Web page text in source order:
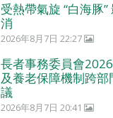
受熱帶氣旋 “白海豚
消
2026年8月7日 22:27
長者事務委員會
及養老保障機制跨
議
2026年8月7日 20:41